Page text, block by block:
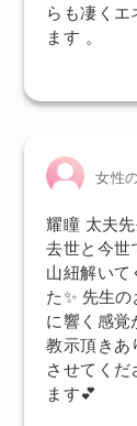
らも凄くエ
ます 。
女性
耀瞳 太夫
去世と今世
山紐解いて
た✨ 先生
に響く感覚
教示頂きあ
させてくだ
ます💕